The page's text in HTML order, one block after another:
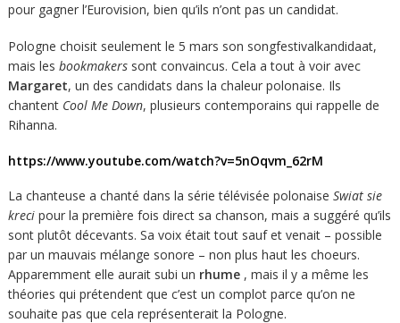
pour gagner l’Eurovision, bien qu’ils n’ont pas un candidat.
Pologne choisit seulement le 5 mars son songfestivalkandidaat,
mais les bookmakerssont convaincus. Cela a tout à voir avec
Margaret, un des candidats dans la chaleur polonaise. Ils
chantent Cool Me Down, plusieurs contemporains qui rappelle de
Rihanna.
https://www.youtube.com/watch?v=5nOqvm_62rM
La chanteuse a chanté dans la série télévisée polonaise Swiat sie
kreci pour la première fois direct sa chanson, mais a suggéré qu’ils
sont plutôt décevants. Sa voix était tout sauf et venait – possible
par un mauvais mélange sonore – non plus haut les choeurs.
Apparemment elle aurait subi un rhume, mais il y a même les
théories qui prétendent que c’est un complot parce qu’on ne
souhaite pas que cela représenterait la Pologne.